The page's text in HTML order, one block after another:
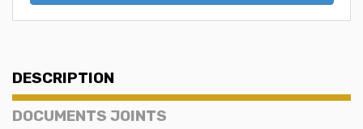
DESCRIPTION
DOCUMENTS JOINTS